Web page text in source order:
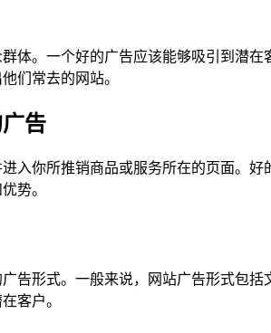
体。一个好的广告应该能够吸引到潜
们常去的网站。
告
入你所推销商品或服务所在的页面。
势。
告形式。一般来说，网站广告形式包
客户。